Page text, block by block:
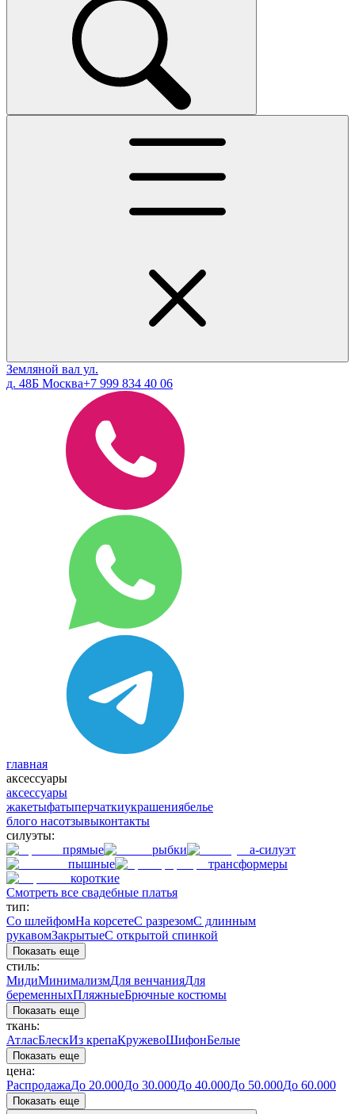
Земляной вал ул.
д. 48Б Москва+7 999 834 40 06
главная
аксессуары
аксессуары
жакетыфатыперчаткиукрашениябелье
блого насотзывыконтакты
силуэты:
прямые
рыбки
а-силуэт
пышные
трансформеры
короткие
Смотреть все свадебные платья
тип:
Со шлейфомНа корсетеС разрезомС длинным
рукавомЗакрытыеС открытой спинкой
Показать еще
стиль:
МидиМинимализмДля венчанияДля
беременныхПляжныеБрючные костюмы
Показать еще
ткань:
АтласБлескИз крепаКружевоШифонБелые
Показать еще
цена:
РаспродажаДо 20.000До 30.000До 40.000До 50.000До 60.000
Показать еще